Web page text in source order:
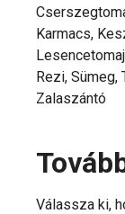
Karmacs,
Rezi, Sümeg,
Zalaszántó
Válassza ki,